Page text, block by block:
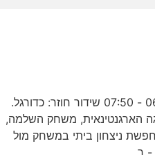
בוקה ג'וניורס - אסטודיאנטס 06:00 - 07:50 שידור חוזר: כדורגל.
הארגנטינאית, משחק השלמה,
2026/27. בוקה מחפשת ניצחון ביתי במשחק מול
- ר.